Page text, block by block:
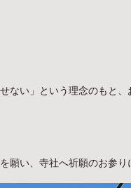
ない」という理念のもと
願い、寺社へ祈願のお参